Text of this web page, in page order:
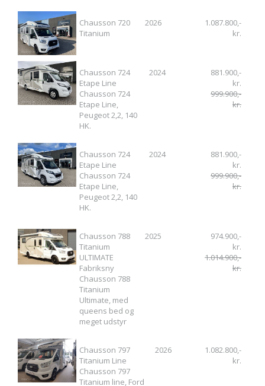
Chausson 720
Titanium
2026
1.087.800,-
kr.
Chausson 724
Etape Line
Chausson 724
Etape Line,
Peugeot 2,2, 140
HK.
2024
881.900,-
kr.
999.900,-
kr.
Chausson 724
Etape Line
Chausson 724
Etape Line,
Peugeot 2,2, 140
HK.
2024
881.900,-
kr.
999.900,-
kr.
Chausson 788
Titanium
ULTIMATE
Fabriksny
Chausson 788
Titanium
Ultimate, med
queens bed og
meget udstyr
2025
974.900,-
kr.
1.014.900,-
kr.
Chausson 797
Titanium Line
Chausson 797
Titanium line, Ford
2026
1.082.800,-
kr.